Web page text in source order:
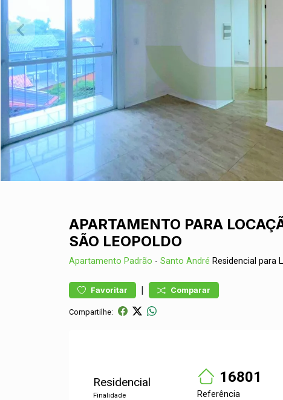
APARTAMENTO PARA
SÃO LEOPOLDO
Apartamento Padrão - Santo André Residencial para
Favoritar | Comparar
Compartilhe:
Residencial
Finalidade
16801
Referência